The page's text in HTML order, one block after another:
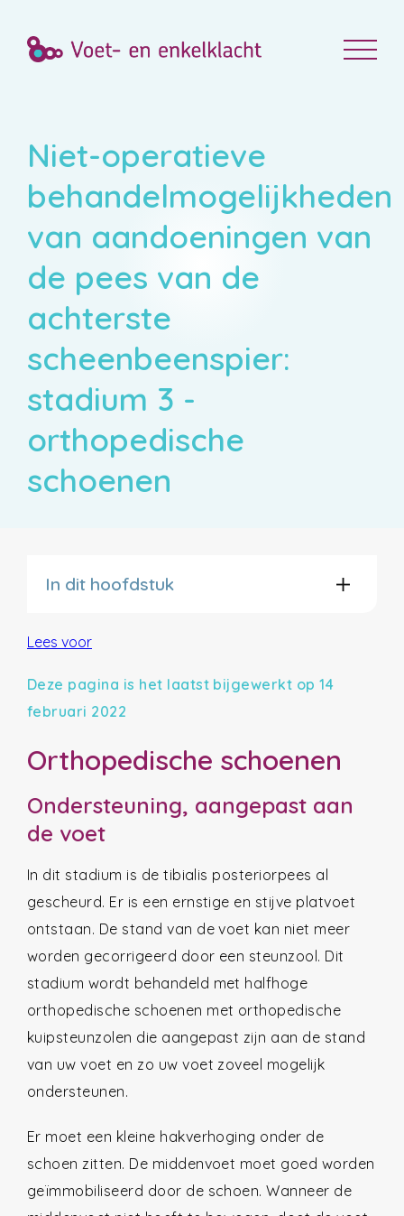
Niet-operatieve
behandelmogelijkheden
van aandoeningen van
de pees van de
achterste
scheenbeenspier:
stadium 3 -
orthopedische
schoenen
In dit hoofdstuk
Lees voor
Deze pagina is het laatst bijgewerkt op 14
februari 2022
Orthopedische schoenen
Ondersteuning, aangepast aan
de voet
In dit stadium is de tibialis posteriorpees al
gescheurd. Er is een ernstige en stijve platvoet
ontstaan. De stand van de voet kan niet meer
worden gecorrigeerd door een steunzool. Dit
stadium wordt behandeld met halfhoge
orthopedische schoenen met orthopedische
kuipsteunzolen die aangepast zijn aan de stand
van uw voet en zo uw voet zoveel mogelijk
ondersteunen.
Er moet een kleine hakverhoging onder de
schoen zitten. De middenvoet moet goed worden
geïmmobiliseerd door de schoen. Wanneer de